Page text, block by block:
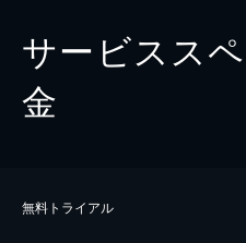
サービスス
金
無料トライアル